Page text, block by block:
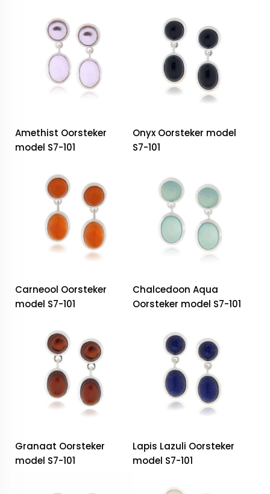
Amethist Oorsteker
model S7-101
Onyx Oorsteker model
S7-101
Carneool Oorsteker
model S7-101
Chalcedoon Aqua
Oorsteker model S7-101
Granaat Oorsteker
model S7-101
Lapis Lazuli Oorsteker
model S7-101